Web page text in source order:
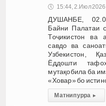
🕔 15:44, 2.Июл 2026
ДУШАНБЕ,
Байни Палатаи
Тоҷикистон ва
савдо ва
Узбекистон,
Ёддошти
мутақобила ба
«Ховар» бо
Матни пурра ▸